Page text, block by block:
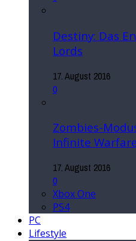
Destiny: Das
Lords
17. August 2016
0
Zombies-
Infinite
17. August 2016
0
Xbox One
PS4
PC
Lifestyle